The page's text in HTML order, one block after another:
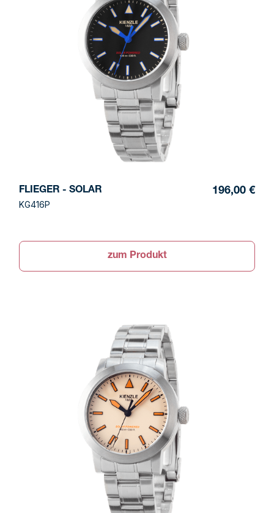
FLIEGER - SOLAR
KG416P
196,00 €
zum Produkt